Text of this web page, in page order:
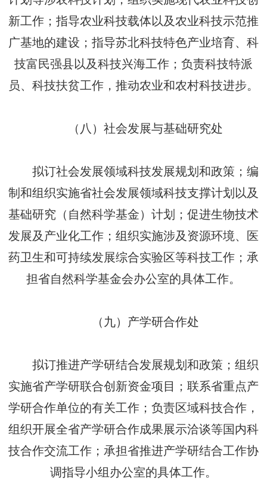
新工作；指导农业科技载体以及农业科技示范推
广基地的建设；指导苏北科技特色产业培育、科
技富民强县以及科技兴海工作；负责科技特派
员、科技扶贫工作，推动农业和农村科技进步。
（八）社会发展与基础研究处
拟订社会发展领域科技发展规划和政策；编
制和组织实施省社会发展领域科技支撑计划以及
基础研究（自然科学基金）计划；促进生物技术
发展及产业化工作；组织实施涉及资源环境、医
药卫生和可持续发展综合实验区等科技工作；承
担省自然科学基金会办公室的具体工作。
（九）产学研合作处
拟订推进产学研结合发展规划和政策；组织
实施省产学研联合创新资金项目；联系省重点产
学研合作单位的有关工作；负责区域科技合作，
组织开展全省产学研合作成果展示洽谈等国内科
技合作交流工作；承担省推进产学研结合工作协
调指导小组办公室的具体工作。